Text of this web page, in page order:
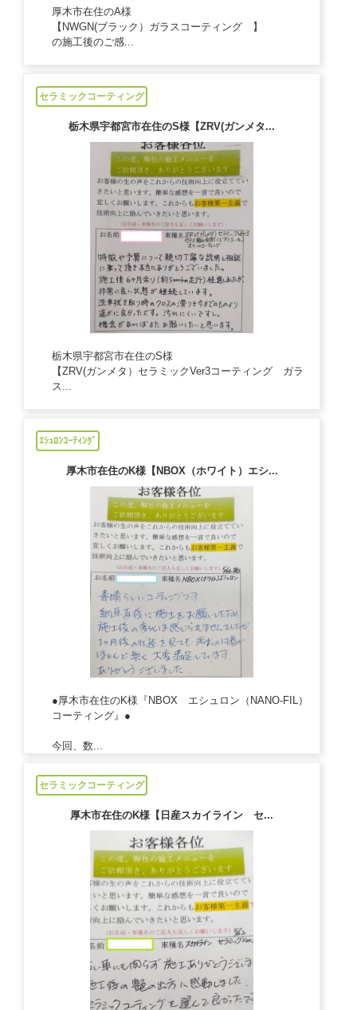
厚木市在住のA様
【NWGN(ブラック）ガラスコーティング 】
の施工後のご感...
セラミックコーティング
栃木県宇都宮市在住のS様【ZRV(ガンメタ...
栃木県宇都宮市在住のS様
【ZRV(ガンメタ）セラミックVer3コーティング ガラ
ス...
ｴｼｭﾛﾝｺｰﾃｨﾝｸﾞ
厚木市在住のK様【NBOX（ホワイト）エシ...
●厚木市在住のK様『NBOX エシュロン（NANO-FIL）
コーティング』●
今回、数...
セラミックコーティング
厚木市在住のK様【日産スカイライン セ...